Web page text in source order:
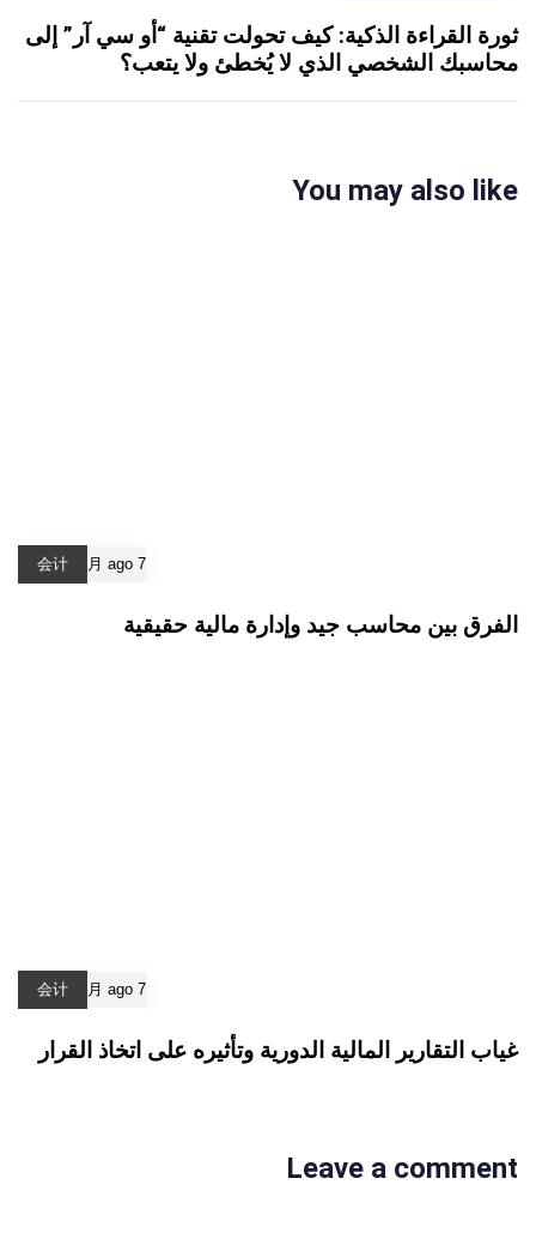
ثورة القراءة الذكية: كيف تحولت تقنية “أو سي آر” إلى
محاسبك الشخصي الذي لا يُخطئ ولا يتعب؟
You may also like
7 月 ago
会计
الفرق بين محاسب جيد وإدارة مالية حقيقية
7 月 ago
会计
غياب التقارير المالية الدورية وتأثيره على اتخاذ القرار
Leave a comment